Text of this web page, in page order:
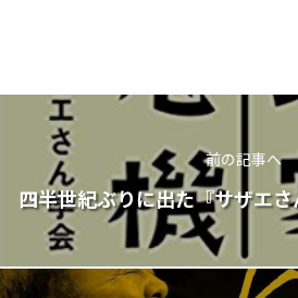
前の記事へ
四半世紀ぶりに出た『サザエ